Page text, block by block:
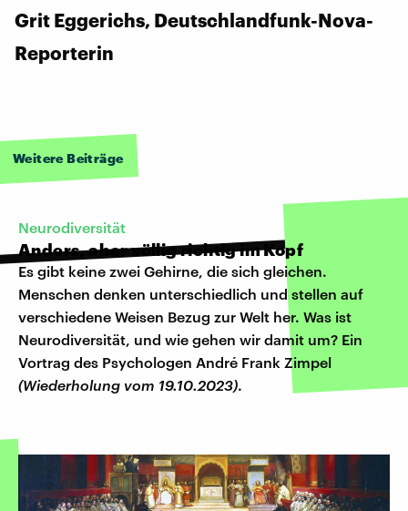
Grit Eggerichs, Deutschlandfunk-Nova-
Reporterin
Weitere Beiträge
Neurodiversität
Anders, aber völlig richtig im Kopf
Es gibt keine zwei Gehirne, die sich gleichen.
Menschen denken unterschiedlich und stellen auf
verschiedene Weisen Bezug zur Welt her. Was ist
Neurodiversität, und wie gehen wir damit um? Ein
Vortrag des Psychologen André Frank Zimpel
(Wiederholung vom 19.10.2023).